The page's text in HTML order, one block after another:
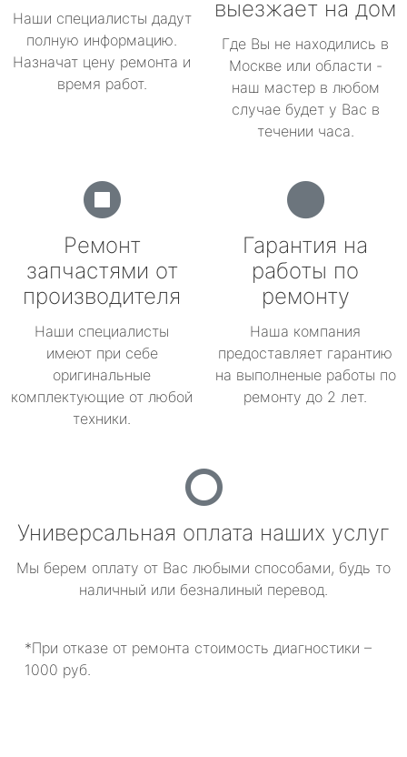
Наши специалисты дадут
полную информацию.
Назначат цену ремонта и
время работ.
выезжает на дом
Где Вы не находились в
Москве или области -
наш мастер в любом
случае будет у Вас в
течении часа.
Ремонт
запчастями от
производителя
Наши специалисты
имеют при себе
оригинальные
комплектующие от любой
техники.
Гарантия на
работы по
ремонту
Наша компания
предоставляет гарантию
на выполненые работы по
ремонту до 2 лет.
Универсальная оплата наших услуг
Мы берем оплату от Вас любыми способами, будь то
наличный или безналиный перевод.
*При отказе от ремонта стоимость диагностики –
1000 руб.